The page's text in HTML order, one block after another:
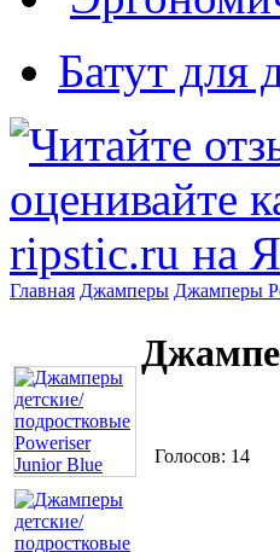
Батут для
Главная Джамперы Джамперы
Голосов: 14